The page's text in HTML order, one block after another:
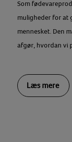
Som
muligheder for at
mennesket. Den
afgør, hvordan vi
Læs mere